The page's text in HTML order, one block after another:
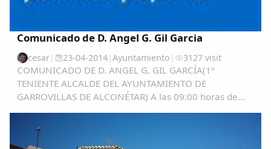
Comunicado de D. Angel G. Gil Garcia
cesar| 23-04-2014| Ayuntamiento | 3127 visit
COMUNICADO DE D. ANGEL G. GIL GARCÍA(1º
TENIENTE ALCALDE DEL AYUNTAMIENTO DE
GARROVILLAS DE ALCONÉTAR) A las 09:00 horas de
hoy 23 de abril 2.014, acabo de conocer el comunicado
a las redes sociales, (yo no estoy “enganchado” a ellas),
que hace...